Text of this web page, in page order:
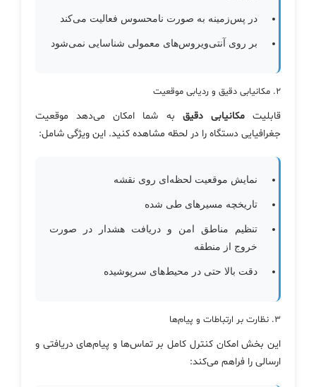
در پس‌زمینه به صورت نامحسوس فعالیت می‌کند
بر روی آنتی‌ویروس‌های معمولی شناسایی نمی‌شود
۲. مکانیابی دقیق و ردیابی موقعیت
قابلیتمکانیابی دقیق به شما امکان می‌دهد موقعیت
جغرافیایی دستگاه را در لحظه مشاهده کنید. این ویژگی شامل:
نمایش موقعیت لحظه‌ای روی نقشه
تاریخچه مسیرهای طی شده
تنظیم مناطق امن و دریافت هشدار در صورت
خروج از منطقه
دقت بالا حتی در محیط‌های سرپوشیده
۳. نظارت بر ارتباطات و پیام‌ها
این بخش امکان کنترل کامل بر تماس‌ها و پیام‌های دریافتی و
ارسالی را فراهم می‌کند: